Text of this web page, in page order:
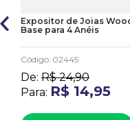
Expositor de Joias
Base para 4 Anéis
Código: 02445
De: R$ 24,90
Para: R$ 14,95